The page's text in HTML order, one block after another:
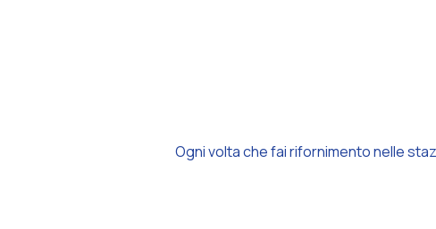
Ogni volta che fai rifornimento nelle